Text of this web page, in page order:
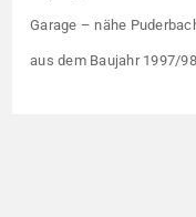
Garage – nähe
aus dem Baujahr 1997/